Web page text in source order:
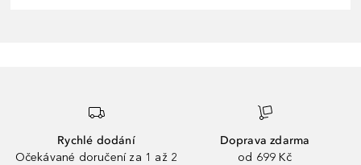
Rychlé dodání
Očekávané doručení za 1 až 2
Doprava zdarma
od 699 Kč